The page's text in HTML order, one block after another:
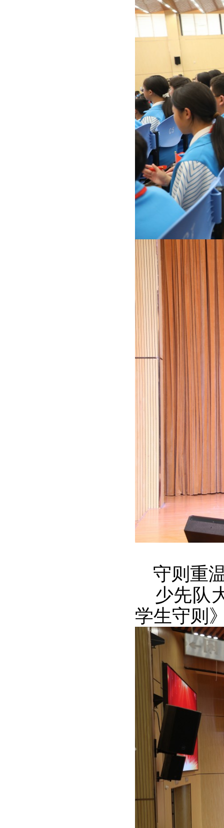
守则重
少先队
学生守则